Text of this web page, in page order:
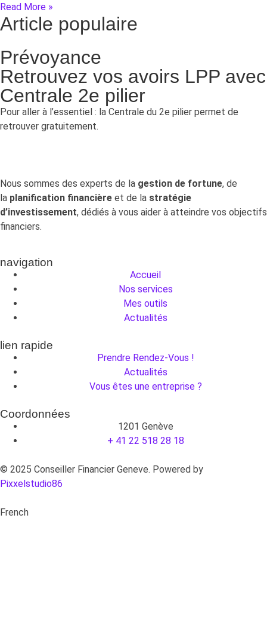
Read More »
Article populaire
Prévoyance
Retrouvez vos avoirs LPP avec
Centrale 2e pilier
Pour aller à l’essentiel : la Centrale du 2e pilier permet de
retrouver gratuitement.
Nous sommes des experts de la gestion de fortune, de
la planification financière et de la stratégie
d’investissement, dédiés à vous aider à atteindre vos objectifs
financiers.
navigation
Accueil
Nos services
Mes outils
Actualités
lien rapide
Prendre Rendez-Vous !
Actualités
Vous êtes une entreprise ?
Coordonnées
1201 Genève
+ 41 22 518 28 18
© 2025 Conseiller Financier Geneve. Powered by
Pixxelstudio86
French